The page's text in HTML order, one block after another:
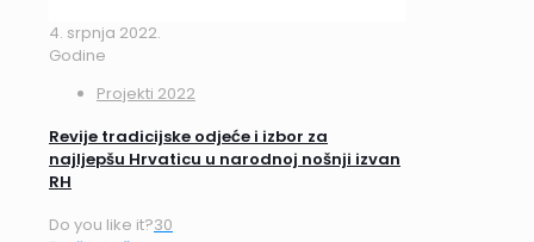
4. srpnja 2022.
Godine
Projekti 2022
Revije tradicijske odjeće i izbor za
najljepšu Hrvaticu u narodnoj nošnji izvan
RH
Do you like it?30